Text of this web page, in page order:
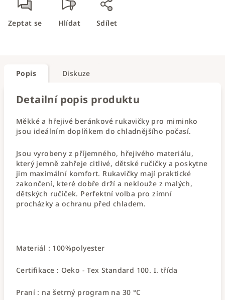
Zeptat se Hlídat Sdílet
Popis Diskuze
Detailní popis produktu
Měkké a hřejivé beránkové rukavičky pro miminko
jsou ideálním doplňkem do chladnějšího počasí.
Jsou vyrobeny z příjemného, hřejivého materiálu,
který jemně zahřeje citlivé, dětské ručičky a poskytne
jim maximální komfort. Rukavičky mají praktické
zakončení, které dobře drží a neklouže z malých,
dětských ručiček. Perfektní volba pro zimní
procházky a ochranu před chladem.
Materiál : 100%polyester
Certifikace : Oeko - Tex Standard 100. I. třída
Praní : na šetrný program na 30 °C